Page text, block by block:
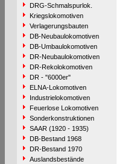
DRG-Schmalspurlok.
Kriegslokomotiven
Verlagerungsbauten
DB-Neubaulokomotiven
DB-Umbaulokomotiven
DR-Neubaulokomotiven
DR-Rekolokomotiven
DR - "6000er"
ELNA-Lokomotiven
Industrielokomotiven
Feuerlose Lokomotiven
Sonderkonstruktionen
SAAR (1920 - 1935)
DB-Bestand 1968
DR-Bestand 1970
Auslandsbestände